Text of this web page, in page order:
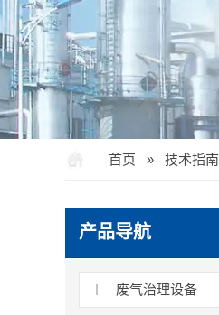
首页 » 技术指南
产品导航
废气治理设备